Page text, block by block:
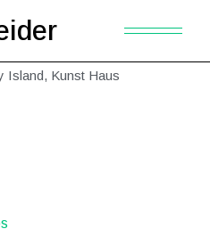
Island, Kunst Haus